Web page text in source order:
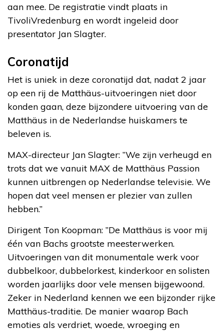
aan mee. De registratie vindt plaats in
TivoliVredenburg en wordt ingeleid door
presentator Jan Slagter.
Coronatijd
Het is uniek in deze coronatijd dat, nadat 2 jaar
op een rij de Matthäus-uitvoeringen niet door
konden gaan, deze bijzondere uitvoering van de
Matthäus in de Nederlandse huiskamers te
beleven is.
MAX-directeur Jan Slagter: ”We zijn verheugd en
trots dat we vanuit MAX de Matthäus Passion
kunnen uitbrengen op Nederlandse televisie. We
hopen dat veel mensen er plezier van zullen
hebben.”
Dirigent Ton Koopman: ”De Matthäus is voor mij
één van Bachs grootste meesterwerken.
Uitvoeringen van dit monumentale werk voor
dubbelkoor, dubbelorkest, kinderkoor en solisten
worden jaarlijks door vele mensen bijgewoond.
Zeker in Nederland kennen we een bijzonder rijke
Matthäus-traditie. De manier waarop Bach
emoties als verdriet, woede, wroeging en